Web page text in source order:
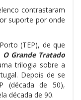
contrastaram
suporte por onde
(TEP), de que
O Grande Tratado
trilogia sobre a
Depois de se
(década de 50),
década de 90.